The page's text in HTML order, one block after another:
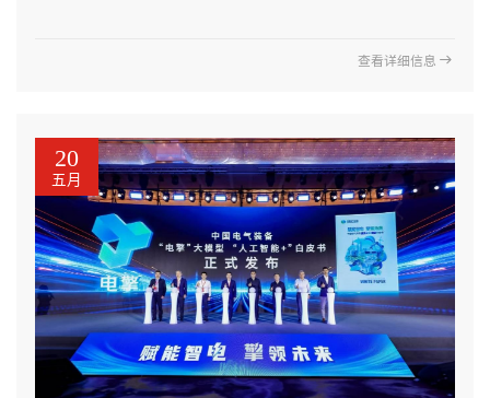
查看详细信息
20
五月